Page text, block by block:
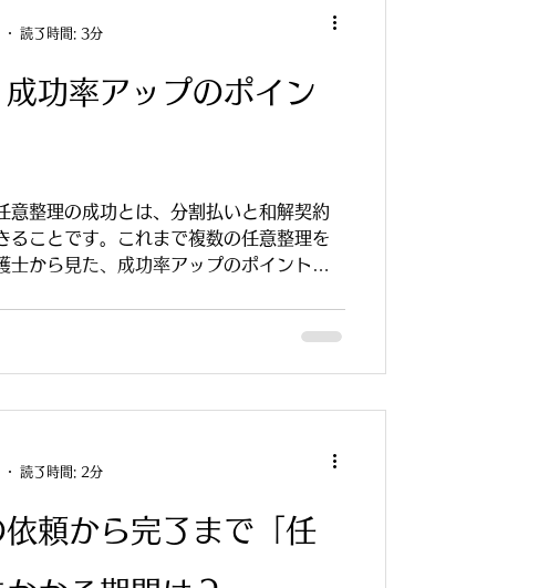
功率アップのポイン
意整理の成功とは、分割払いと和解契約
ることです。これまで複数の任意整理を
士から見た、成功率アップのポイントを
読了時間: 3分
頼から完了まで「任
読了時間: 2分